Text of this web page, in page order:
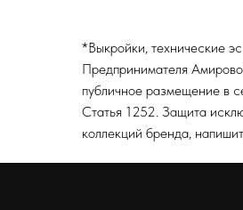
*Выкройки, технические
Предпринимателя
публичное размещение в
Статья 1252. Защита
коллекций бренда,